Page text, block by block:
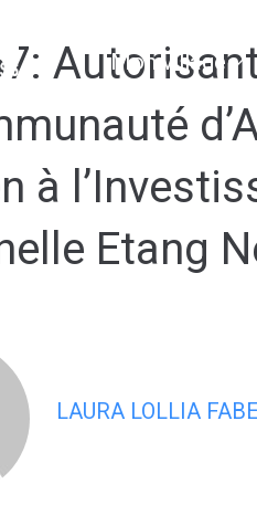
Mon village
à
Etang
LAURA LOLLIA